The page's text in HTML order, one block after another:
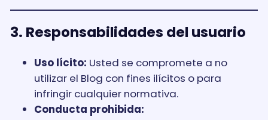
3. Responsabilidades del usuario
Uso lícito: Usted se compromete a no
utilizar el Blog con fines ilícitos o para
infringir cualquier normativa.
Conducta prohibida: